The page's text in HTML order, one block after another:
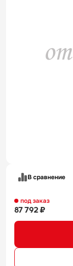
В сравнение
под заказ
87 792 ₽